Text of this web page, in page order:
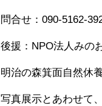
問合せ：090-5162-
後援：NPO法人みの
明治の森箕面自然休
写真展示とあわせて